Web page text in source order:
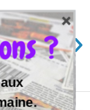
›
chez nous
prix très
jour. On
?